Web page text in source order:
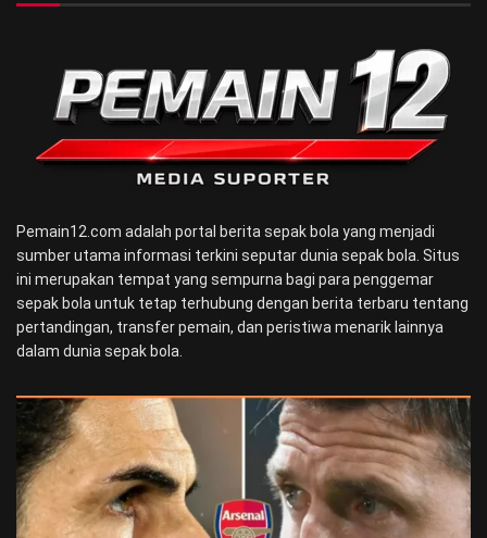
Pemain12.com adalah portal berita sepak bola yang menjadi
sumber utama informasi terkini seputar dunia sepak bola. Situs
ini merupakan tempat yang sempurna bagi para penggemar
sepak bola untuk tetap terhubung dengan berita terbaru tentang
pertandingan, transfer pemain, dan peristiwa menarik lainnya
dalam dunia sepak bola.